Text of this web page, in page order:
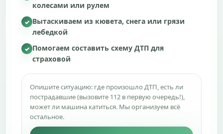
колесами или рулем
✓ Вытаскиваем из кювета, снега или грязи
лебедкой
✓ Помогаем составить схему ДТП для
страховой
Опишите ситуацию: где произошло ДТП, есть ли
пострадавшие (вызовите 112 в первую очередь!),
может ли машина катиться. Мы организуем всё
остальное.